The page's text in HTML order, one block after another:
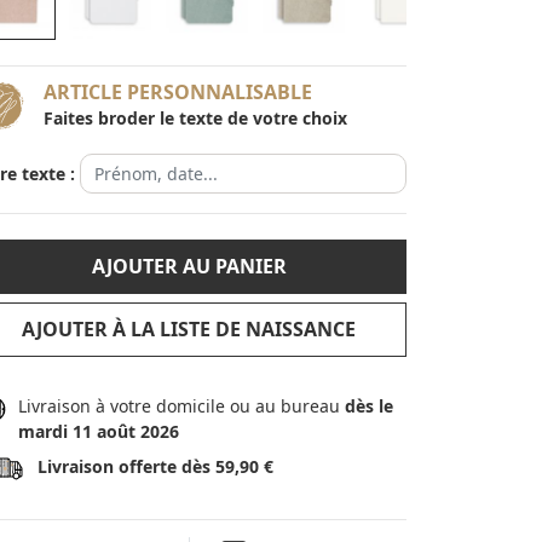
ARTICLE PERSONNALISABLE
Faites broder le texte de votre choix
texte :
AJOUTER AU PANIER
AJOUTER À LA LISTE DE NAISSANCE
Livraison à votre domicile ou au bureau dès le
mardi 11 août 2026
Livraison offerte dès 59,90 €